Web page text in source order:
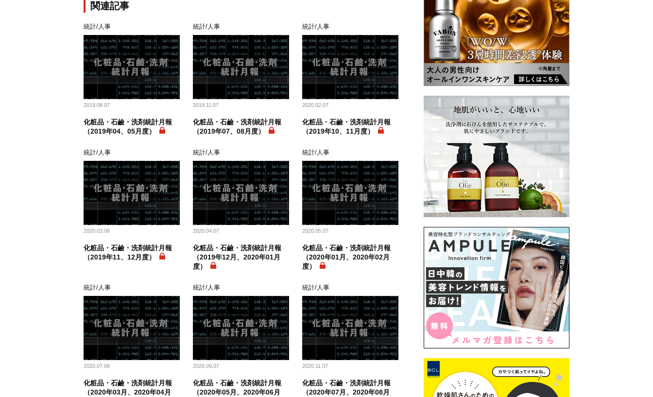
関連記事
統計/人事
2019.08.07
化粧品・石鹼・洗剤統計月報
（2019年04、05月度）
統計/人事
2019.11.07
化粧品・石鹼・洗剤統計月報
（2019年07、08月度）
統計/人事
2020.02.07
化粧品・石鹼・洗剤統計月報
（2019年10、11月度）
統計/人事
2020.03.06
化粧品・石鹼・洗剤統計月報
（2019年11、12月度）
統計/人事
2020.04.07
化粧品・石鹼・洗剤統計月報
（2019年12月、2020年01月
度）
統計/人事
2020.05.07
化粧品・石鹼・洗剤統計月報
（2020年01月、2020年02月
度）
統計/人事
2020.07.06
化粧品・石鹼・洗剤統計月報
（2020年03月、2020年04月
統計/人事
2020.09.07
化粧品・石鹼・洗剤統計月報
（2020年05月、2020年06月
統計/人事
2020.11.07
化粧品・石鹼・洗剤統計月報
（2020年07月、2020年08月